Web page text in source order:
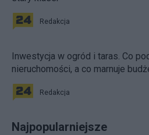
Redakcja
Inwestycja w ogród i taras. Co
nieruchomości, a co marnuje
Redakcja
Najpopularniejsze